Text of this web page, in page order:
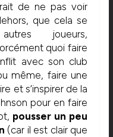
de ne pas voir
que cela se
joueurs,
quoi faire
avec son club
même, faire une
et s’inspirer de la
pour en faire
pousser un peu
(car il est clair que